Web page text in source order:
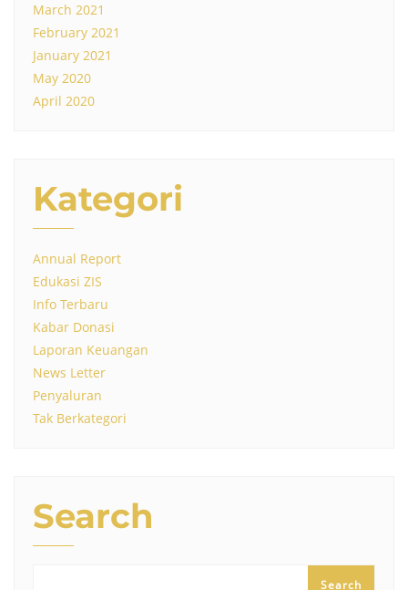
March 2021
February 2021
January 2021
May 2020
April 2020
Kategori
Annual Report
Edukasi ZIS
Info Terbaru
Kabar Donasi
Laporan Keuangan
News Letter
Penyaluran
Tak Berkategori
Search
Search